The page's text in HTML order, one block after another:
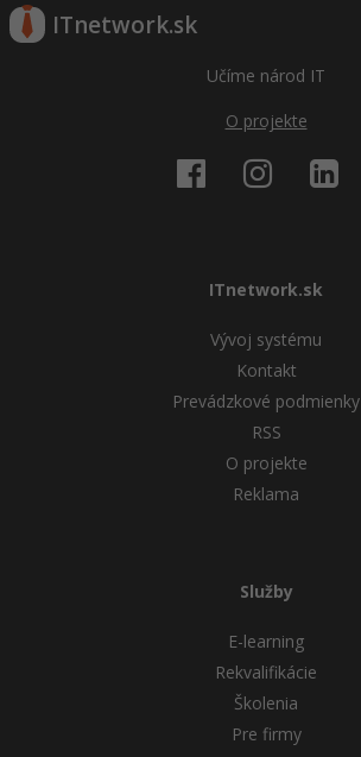
ITnetwork.sk
Učíme národ IT
O projekte
ITnetwork.sk
Vývoj systému
Kontakt
Prevádzkové podmienky
RSS
O projekte
Reklama
Služby
E-learning
Rekvalifikácie
Školenia
Pre firmy